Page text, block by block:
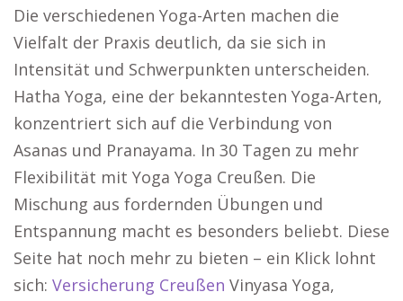
Die verschiedenen Yoga-Arten machen die
Vielfalt der Praxis deutlich, da sie sich in
Intensität und Schwerpunkten unterscheiden.
Hatha Yoga, eine der bekanntesten Yoga-Arten,
konzentriert sich auf die Verbindung von
Asanas und Pranayama. In 30 Tagen zu mehr
Flexibilität mit Yoga Yoga Creußen. Die
Mischung aus fordernden Übungen und
Entspannung macht es besonders beliebt. Diese
Seite hat noch mehr zu bieten – ein Klick lohnt
sich: Versicherung Creußen Vinyasa Yoga,